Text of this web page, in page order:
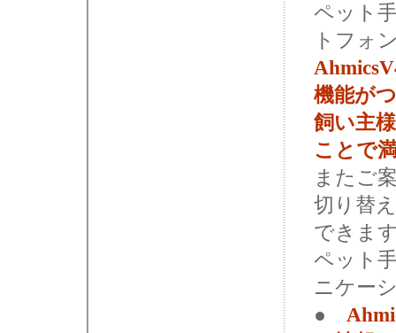
ペット
トフォ
機能が
飼い主
ことで
またご
切り替
できま
ペット
ニケー
●